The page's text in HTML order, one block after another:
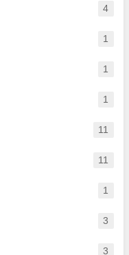
4
1
1
1
11
11
1
3
3